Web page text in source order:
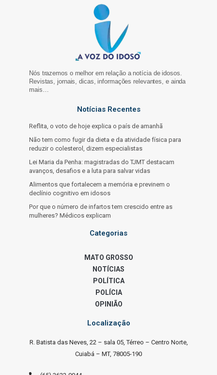
Nós trazemos o melhor em relação a notícia de idosos.
Revistas, jornais, dicas, informações relevantes, e ainda
mais…
Notícias Recentes
Reflita, o voto de hoje explica o país de amanhã
Não tem como fugir da dieta e da atividade física para
reduzir o colesterol, dizem especialistas
Lei Maria da Penha: magistradas do TJMT destacam
avanços, desafios e a luta para salvar vidas
Alimentos que fortalecem a memória e previnem o
declínio cognitivo em idosos
Por que o número de infartos tem crescido entre as
mulheres? Médicos explicam
Categorias
MATO GROSSO
NOTÍCIAS
POLÍTICA
POLÍCIA
OPINIÃO
Localização
R. Batista das Neves, 22 – sala 05, Térreo – Centro Norte,
Cuiabá – MT, 78005-190